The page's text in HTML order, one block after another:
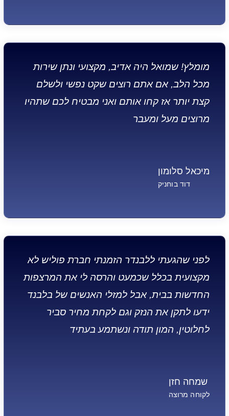
מומלץ! שמואל היה אדיב, מקצועי ונתן שירות
מכל הלב, אם אתם רוצים שקט נפשי ולשלם
קצת יותר אז קחו אותם ואני מבטיח לכם שתהיו
מרוצים מעל ומעבר
מיכאל סלומון
דוד בוחניק
לפני שהגעתי ללבנדר הזמנתי חברת פוליש לא
מקצועית בכלל שכמעט והרסה לי את המרצפות
החדשות בבית, אבל למזלי האנשים של בלבנד
ידעו לתקן את הנזק וגם לקחת מחיר סביר
לחלוטין, המון תודה ונשתמע בעתיד
שמחה חזן
לקוחה מרוצה